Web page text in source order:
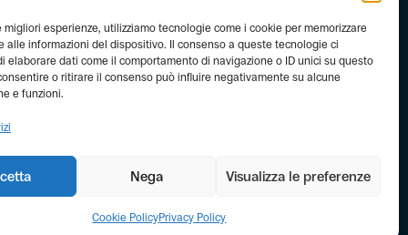
migliori esperienze, utilizziamo tecnologie come i cookie per memorizzare
alle informazioni del dispositivo. Il consenso a queste tecnologie ci
elaborare dati come il comportamento di navigazione o ID unici su questo
o ritirare il consenso può influire negativamente su alcune
e funzioni.
Nega Visualizza le preferenze
Cookie PolicyPrivacy Policy